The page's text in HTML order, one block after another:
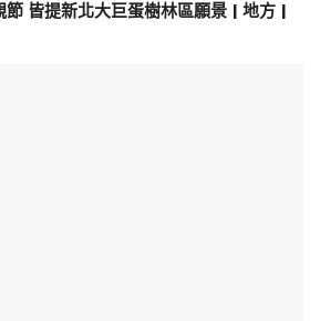
節 皆提新北大巨蛋樹林區願景 | 地方 |